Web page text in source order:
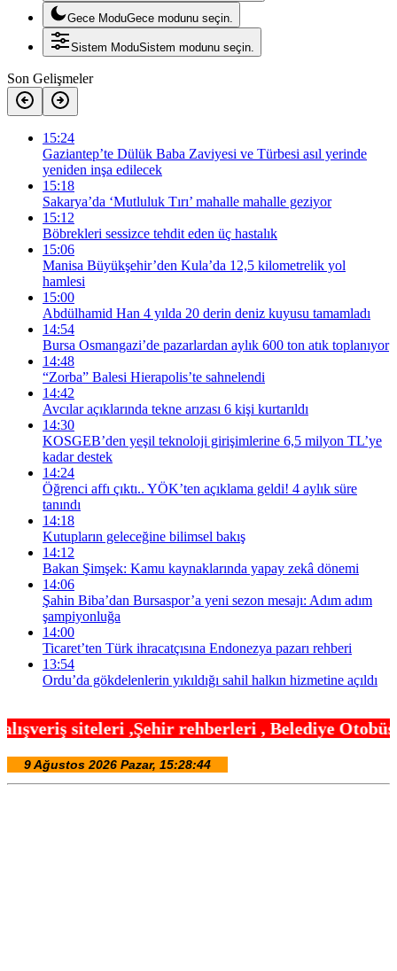
Gece ModuGece modunu seçin.
Sistem ModuSistem modunu seçin.
Son Gelişmeler
15:24
Gaziantep’te Dülük Baba Zaviyesi ve Türbesi asıl yerinde
yeniden inşa edilecek
15:18
Sakarya’da ‘Mutluluk Tırı’ mahalle mahalle geziyor
15:12
Böbrekleri sessizce tehdit eden üç hastalık
15:06
Manisa Büyükşehir’den Kula’da 12,5 kilometrelik yol
hamlesi
15:00
Abdülhamid Han 4 yılda 20 derin deniz kuyusu tamamladı
14:54
Bursa Osmangazi’de pazarlardan aylık 600 ton atık toplanıyor
14:48
“Zorba” Balesi Hierapolis’te sahnelendi
14:42
Avcılar açıklarında tekne arızası 6 kişi kurtarıldı
14:30
KOSGEB’den yeşil teknoloji girişimlerine 6,5 milyon TL’ye
kadar destek
14:24
Öğrenci affı çıktı.. YÖK’ten açıklama geldi! 4 aylık süre
tanındı
14:18
Kutupların geleceğine bilimsel bakış
14:12
Bakan Şimşek: Kamu kaynaklarında yapay zekâ dönemi
14:06
Şahin Biba’dan Bursaspor’a yeni sezon mesajı: Adım adım
şampiyonluğa
14:00
Ticaret’ten Türk ihracatçısına Endonezya pazarı rehberi
13:54
Ordu’da gökdelenlerin yıkıldığı sahil halkın hizmetine açıldı
,Şehir rehberleri , Belediye